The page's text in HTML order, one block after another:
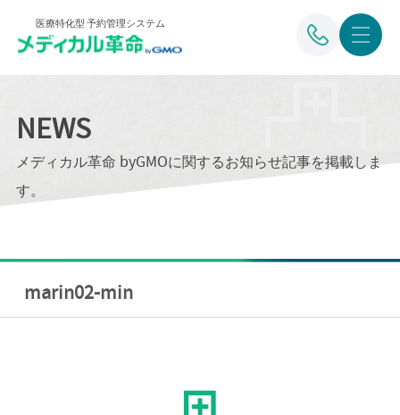
医療特化型 予約管理システム
NEWS
メディカル革命 byGMOに関するお知らせ記事を掲載しま
す。
marin02-min